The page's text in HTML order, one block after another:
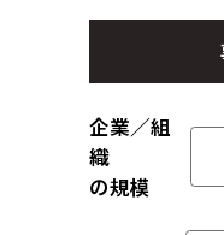
企業／組
織
の規模